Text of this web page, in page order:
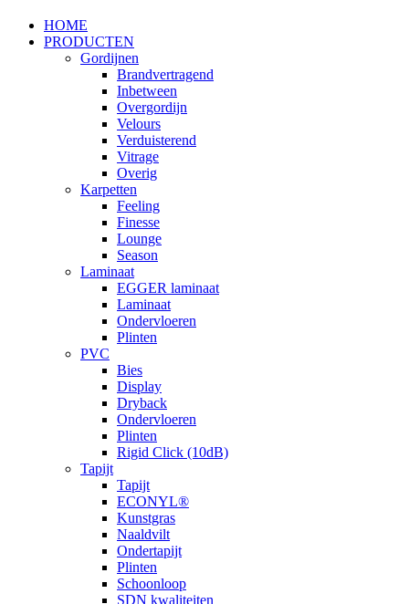
HOME
PRODUCTEN
Gordijnen
Brandvertragend
Inbetween
Overgordijn
Velours
Verduisterend
Vitrage
Overig
Karpetten
Feeling
Finesse
Lounge
Season
Laminaat
EGGER laminaat
Laminaat
Ondervloeren
Plinten
PVC
Bies
Display
Dryback
Ondervloeren
Plinten
Rigid Click (10dB)
Tapijt
Tapijt
ECONYL®
Kunstgras
Naaldvilt
Ondertapijt
Plinten
Schoonloop
SDN kwaliteiten